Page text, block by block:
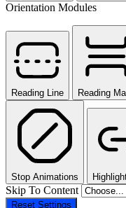
Orientation Modules
Reading Line Reading
Stop Animations
Skip To Content
Reset Settings